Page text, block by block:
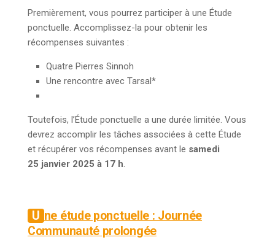
Premièrement, vous pourrez participer à une Étude
ponctuelle. Accomplissez-la pour obtenir les
récompenses suivantes :
Quatre Pierres Sinnoh
Une rencontre avec Tarsal*
Toutefois, l’Étude ponctuelle a une durée limitée. Vous
devrez accomplir les tâches associées à cette Étude
et récupérer vos récompenses avant le samedi
25 janvier 2025 à 17 h.
Une étude ponctuelle : Journée
Communauté prolongée